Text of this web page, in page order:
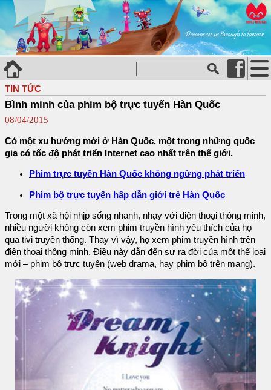
TIN TỨC
Bình minh của phim bộ trực tuyến Hàn Quốc
08/04/2015
Có một xu hướng mới ở Hàn Quốc, một trong những quốc
gia có tốc độ phát triển Internet cao nhất trên thế giới.
Phim trực tuyến Hàn Quốc không ngừng phát triển
Phim bộ trực tuyến hấp dẫn giới trẻ Hàn Quốc
Trong một xã hội nhịp sống nhanh, nhạy với điện thoại thông minh,
nhiều người không còn xem phim truyền hình yêu thích của họ
qua tivi truyền thống. Thay vì vậy, họ xem phim truyền hình trên
điện thoại thông minh. Điều này dẫn đến sự ra đời của một thể loại
mới – phim bộ trực tuyến (web drama, hay phim bộ trên mạng).